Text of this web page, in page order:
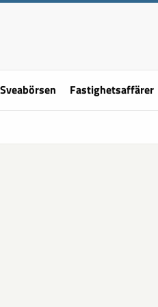
Sveabörsen Fastighetsaffärer